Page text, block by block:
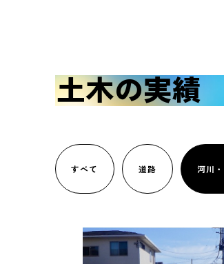
土木の実績
すべて 道路 河川